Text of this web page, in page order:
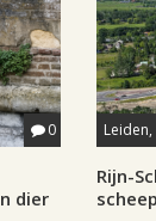
0
dier
Rijn-